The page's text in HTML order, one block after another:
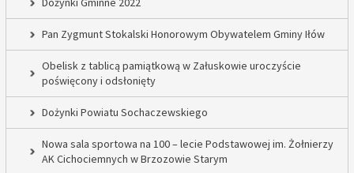
Pan Zygmunt Stokalski Honorowym Obywatelem Gminy Iłów
Obelisk z tablicą pamiątkową w Załuskowie uroczyście
poświęcony i odsłonięty
Dożynki Powiatu Sochaczewskiego
Nowa sala sportowa na 100 – lecie Podstawowej im. Żołnierzy
AK Cichociemnych w Brzozowie Starym